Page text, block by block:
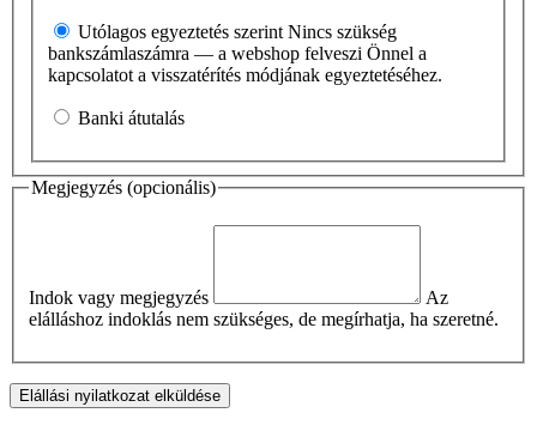
Utólagos egyeztetés szerint Nincs szükség
bankszámlaszámra — a webshop felveszi Önnel a
kapcsolatot a visszatérítés módjának egyeztetéséhez.
Banki átutalás
Megjegyzés (opcionális)
Indok vagy megjegyzés
Az
elálláshoz indoklás nem szükséges, de megírhatja, ha szeretné.
Elállási nyilatkozat elküldése